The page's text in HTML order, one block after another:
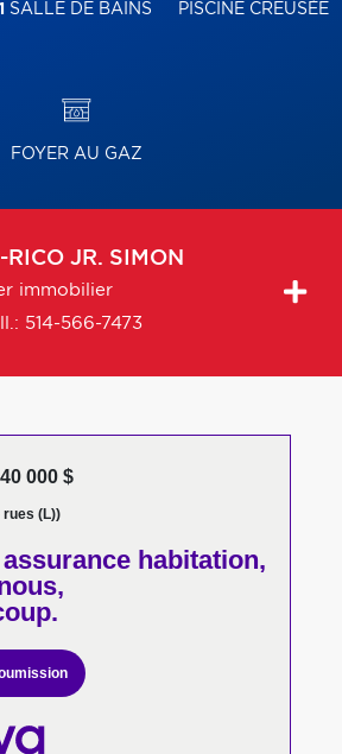
1 SALLE DE BAINS PISCINE CREUSÉE
FOYER AU GAZ
RICO JR. SIMON
immobilier
514-566-7473
000 $
(L))
habitation,